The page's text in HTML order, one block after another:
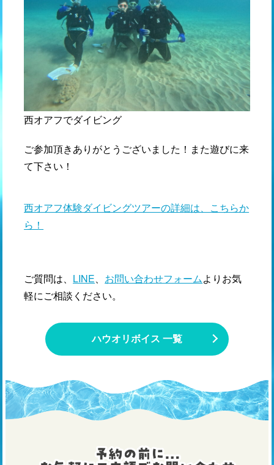
西オアフでダイビング
ご参加頂きありがとうございました！また遊びに来
て下さい！
西オアフ体験ダイビングツアーの詳細は、こちらか
ら！
ご質問は、 LINE、 お問い合わせフォームよりお気
軽にご相談ください。
ハウオリボイス 一覧